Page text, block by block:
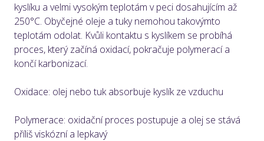
kyslíku a velmi vysokým teplotám v peci dosahujícím až
250°C. Obyčejné oleje a tuky nemohou takovýmto
teplotám odolat. Kvůli kontaktu s kyslíkem se probíhá
proces, který začíná oxidací, pokračuje polymerací a
končí karbonizací.
Oxidace: olej nebo tuk absorbuje kyslík ze vzduchu
Polymerace: oxidační proces postupuje a olej se stává
příliš viskózní a lepkavý